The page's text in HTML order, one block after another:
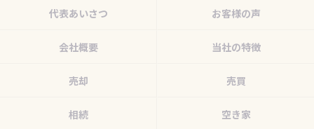
代表あいさつ お客様の声
会社概要 当社の特徴
売却 売買
相続 空き家